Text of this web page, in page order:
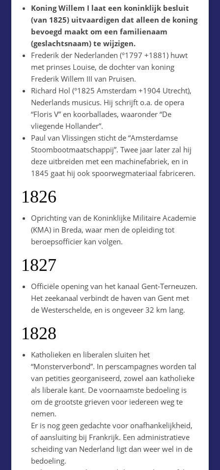
Koning Willem I laat een koninklijk besluit
(van 1825) uitvaardigen dat alleen de koning
bevoegd maakt om een familienaam
(geslachtsnaam) te wijzigen.
Frederik der Nederlanden (°1797 +1881) huwt
met prinses Louise, de dochter van koning
Frederik Willem III van Pruisen.
Richard Hol (°1825 Amsterdam +1904 Utrecht),
Nederlands musicus. Hij schrijft o.a. de opera
“Floris V” en koorballades, waaronder “De
vliegende Hollander”.
Paul van Vlissingen sticht de “Amsterdamse
Stoombootmaatschappij”. Twee jaar later zal hij
deze uitbreiden met een machinefabriek, en in
1845 gaat hij ook spoorwegmateriaal fabriceren.
1826
Oprichting van de Koninklijke Militaire Academie
(KMA) in Breda, waar men de opleiding tot
beroepsofficier kan volgen.
1827
Officiële opening van het kanaal Gent-Terneuzen.
Het zeekanaal verbindt de haven van Gent met
de Westerschelde, en is ongeveer 32 km lang.
1828
Katholieken en liberalen sluiten het
“Monsterverbond”. In perscampagnes worden tal
van petities georganiseerd, zowel aan katholieke
als liberale kant. De voornaamste bedoeling is
om de grootste grieven voor iedereen weg te
nemen.
Er is nog geen gedachte voor onafhankelijkheid,
of aansluiting bij Frankrijk. Een administratieve
scheiding van Nederland ligt dan weer wel in de
bedoeling.